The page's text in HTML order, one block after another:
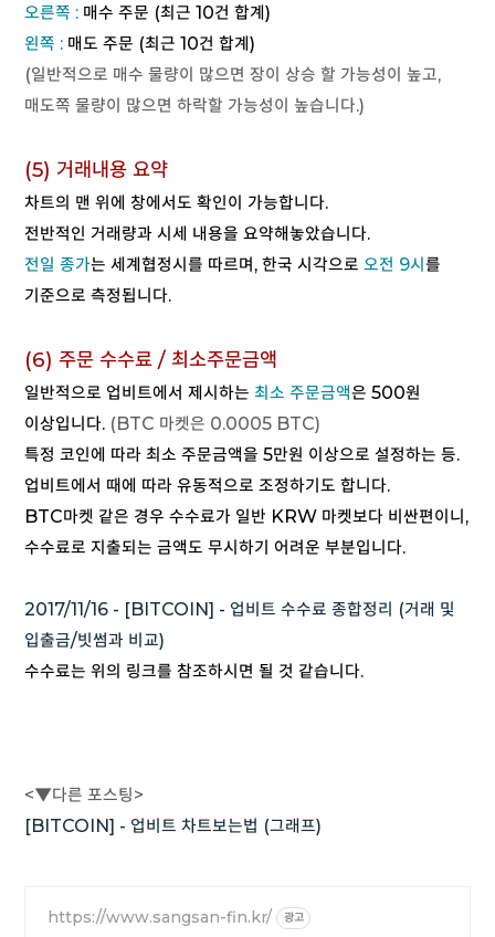
오른쪽 : 매수 주문 (최근 10건 합계)
왼쪽 : 매도 주문 (최근 10건 합계)
(일반적으로 매수 물량이 많으면 장이 상승 할 가능성이 높고,
매도쪽 물량이 많으면 하락할 가능성이 높습니다.)
(5) 거래내용 요약
차트의 맨 위에 창에서도 확인이 가능합니다.
전반적인 거래량과 시세 내용을 요약해놓았습니다.
전일 종가는 세계협정시를 따르며, 한국 시각으로 오전 9시를
기준으로 측정됩니다.
(6) 주문 수수료 / 최소주문금액
일반적으로 업비트에서 제시하는 최소 주문금액은 500원
이상입니다. (BTC 마켓은 0.0005 BTC)
특정 코인에 따라 최소 주문금액을 5만원 이상으로 설정하는 등.
업비트에서 때에 따라 유동적으로 조정하기도 합니다.
BTC마켓 같은 경우 수수료가 일반 KRW 마켓보다 비싼편이니,
수수료로 지출되는 금액도 무시하기 어려운 부분입니다.
2017/11/16 - [BITCOIN] - 업비트 수수료 종합정리 (거래 및
입출금/빗썸과 비교)
수수료는 위의 링크를 참조하시면 될 것 같습니다.
<▼다른 포스팅>
[BITCOIN] - 업비트 차트보는법 (그래프)
https://www.sangsan-fin.kr/ 광고